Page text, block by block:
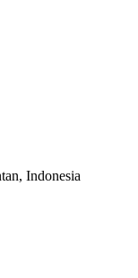
Indonesia